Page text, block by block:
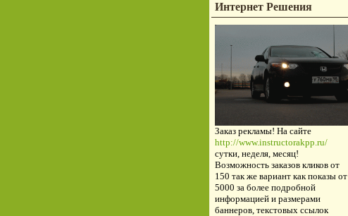
Интернет Решения
Заказ рекламы! На сайте
http://www.instructorakpp.ru/
сутки, неделя, месяц!
Возможность заказов кликов от
150 так же вариант как показы от
5000 за более подробной
информацией и размерами
баннеров, текстовых ссылок